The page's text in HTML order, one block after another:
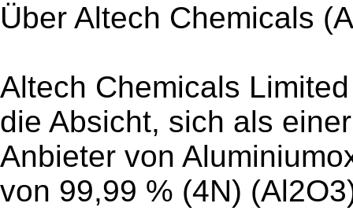
Über Altech Chemicals
Altech Chemicals
die Absicht, sich als
Anbieter von
von 99,99 % (4N)